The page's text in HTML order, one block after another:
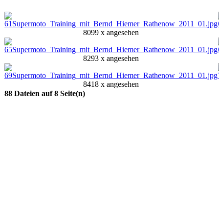
8099 x angesehen
8293 x angesehen
8418 x angesehen
88 Dateien auf 8 Seite(n)